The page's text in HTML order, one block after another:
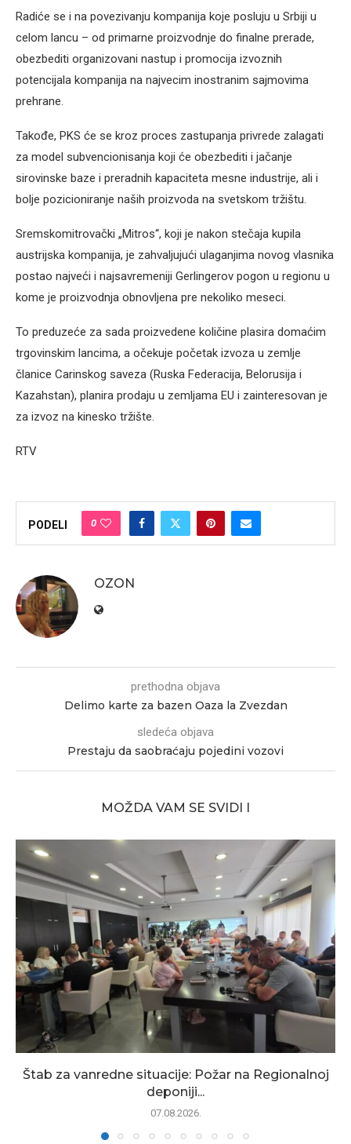
Radiće se i na povezivanju kompanija koje posluju u Srbiji u
celom lancu – od primarne proizvodnje do finalne prerade,
obezbediti organizovani nastup i promocija izvoznih
potencijala kompanija na najvecim inostranim sajmovima
prehrane.
Takođe, PKS će se kroz proces zastupanja privrede zalagati
za model subvencionisanja koji će obezbediti i jačanje
sirovinske baze i preradnih kapaciteta mesne industrije, ali i
bolje pozicioniranje naših proizvoda na svetskom tržištu.
Sremskomitrovački „Mitros“, koji je nakon stečaja kupila
austrijska kompanija, je zahvaljujući ulaganjima novog vlasnika
postao najveći i najsavremeniji Gerlingerov pogon u regionu u
kome je proizvodnja obnovljena pre nekoliko meseci.
To preduzeće za sada proizvedene količine plasira domaćim
trgovinskim lancima, a očekuje početak izvoza u zemlje
članice Carinskog saveza (Ruska Federacija, Belorusija i
Kazahstan), planira prodaju u zemljama EU i zainteresovan je
za izvoz na kinesko tržište.
RTV
PODELI 0
OZON
prethodna objava
Delimo karte za bazen Oaza la Zvezdan
sledeća objava
Prestaju da saobraćaju pojedini vozovi
MOŽDA VAM SE SVIDI I
Štab za vanredne situacije: Požar na Regionalnoj
deponiji...
07.08.2026.